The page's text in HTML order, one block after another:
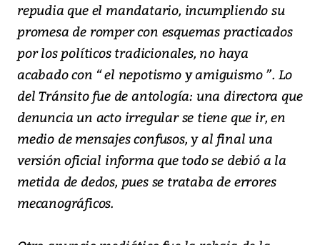
repudia que el mandatario, incumpliendo su
promesa de romper con esquemas practicados
por los políticos tradicionales, no haya
acabado con “ el nepotismo y amiguismo ”. Lo
del Tránsito fue de antología: una directora que
denuncia un acto irregular se tiene que ir, en
medio de mensajes confusos, y al final una
versión oficial informa que todo se debió a la
metida de dedos, pues se trataba de errores
mecanográficos.